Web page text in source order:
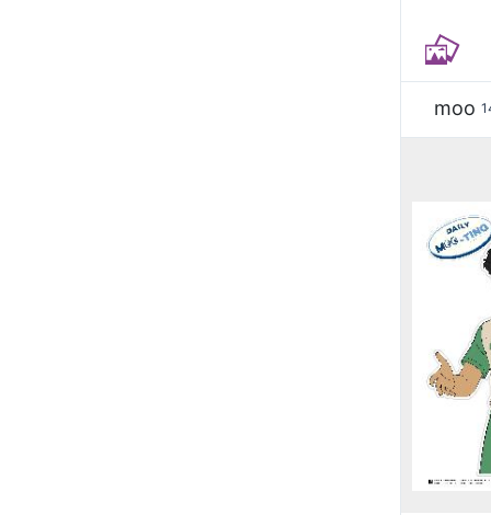
moo